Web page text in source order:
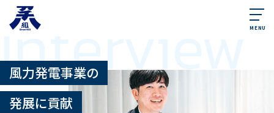
MENU
Interview
風力発電事業の
発展に貢献